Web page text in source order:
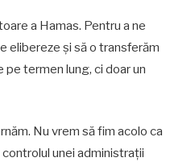
a Hamas. Pentru a ne
elibereze și să o transferăm
pe termen lung, ci doar un
Nu vrem să fim acolo ca
unei administrații